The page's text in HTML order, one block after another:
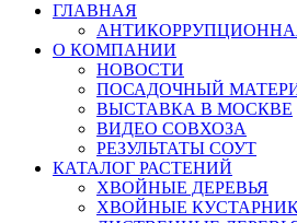
ГЛАВНАЯ
О КОМПАНИИ
НОВОСТИ
ПОСАДОЧНЫЙ
ВЫСТАВКА В МОСКВЕ
ВИДЕО СОВХОЗА
РЕЗУЛЬТАТЫ СОУТ
КАТАЛОГ РАСТЕНИЙ
ХВОЙНЫЕ ДЕРЕВЬЯ
ХВОЙНЫЕ